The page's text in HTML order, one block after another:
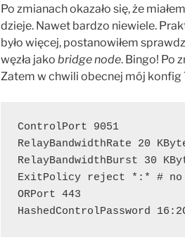
Po zmianach okazało się, że
dzieje. Nawet bardzo niewiele.
było więcej, postanowiłem
węzła jako bridge node. Bingo! Po
Zatem w chwili obecnej mój konfig
ControlPort 9051
RelayBandwidthRate 20
RelayBandwidthBurst 30
ExitPolicy reject *:* # no
ORPort 443
﻿HashedControlPassword﻿